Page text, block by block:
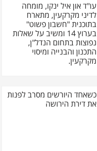
עו"ד און איל ינקו, מומחה
לדיני מקרקעין, מתארח
בתוכנית "חשבון פשוט"
בערוץ 14 ומשיב על שאלות
נפוצות בתחום הנדל"ן,
התכנון והבנייה ומיסוי
מקרקעין.
כשאחד היורשים מסרב לפנות
את דירת הירושה